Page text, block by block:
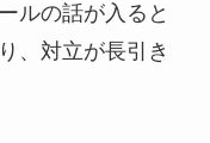
ルの話が入ると
、対立が長引き